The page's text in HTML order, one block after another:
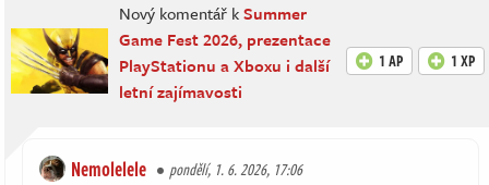
Nový komentář kSummer
Game Fest 2026, prezentace
PlayStationu a Xboxu i další
letní zajímavosti
1 AP 1 XP
Nemolelele pondělí, 1. 6. 2026, 17:06